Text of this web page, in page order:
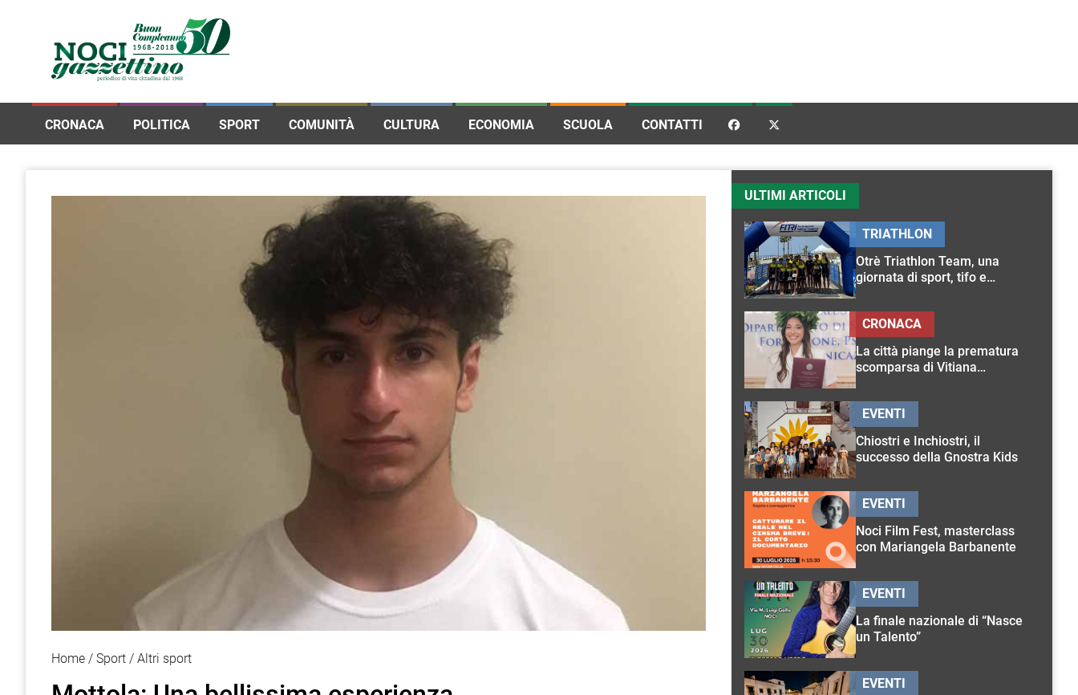
CRONACA POLITICA SPORT COMUNITÀ CULTURA ECONOMIA SCUOLA CONTATTI  
Home Sport Altri sport
ULTIMI ARTICOLI
Otrè Triathlon Team, una
giornata di sport, tifo e
TRIATHLON
La città piange la prematura
scomparsa di Vitiana
CRONACA
Chiostri e Inchiostri, il
successo della Gnostra Kids
EVENTI
Noci Film Fest, masterclass
con Mariangela Barbanente
EVENTI
La finale nazionale di “Nasce
un Talento”
EVENTI
EVENTI